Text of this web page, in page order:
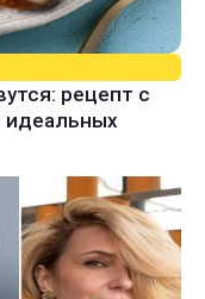
рецепт с
идеальных